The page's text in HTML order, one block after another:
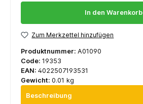
In den Warenkorb
Zum Merkzettel hinzufügen
Produktnummer: A01090
Code: 19353
EAN: 4022507193531
Gewicht: 0.01 kg
Beschreibung